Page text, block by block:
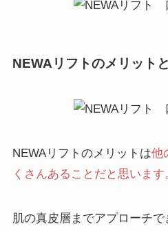
NEWAリフトのメリット
NEWAリフトのメリットは他
くさんあることだと思います
肌の真皮層までアプローチ